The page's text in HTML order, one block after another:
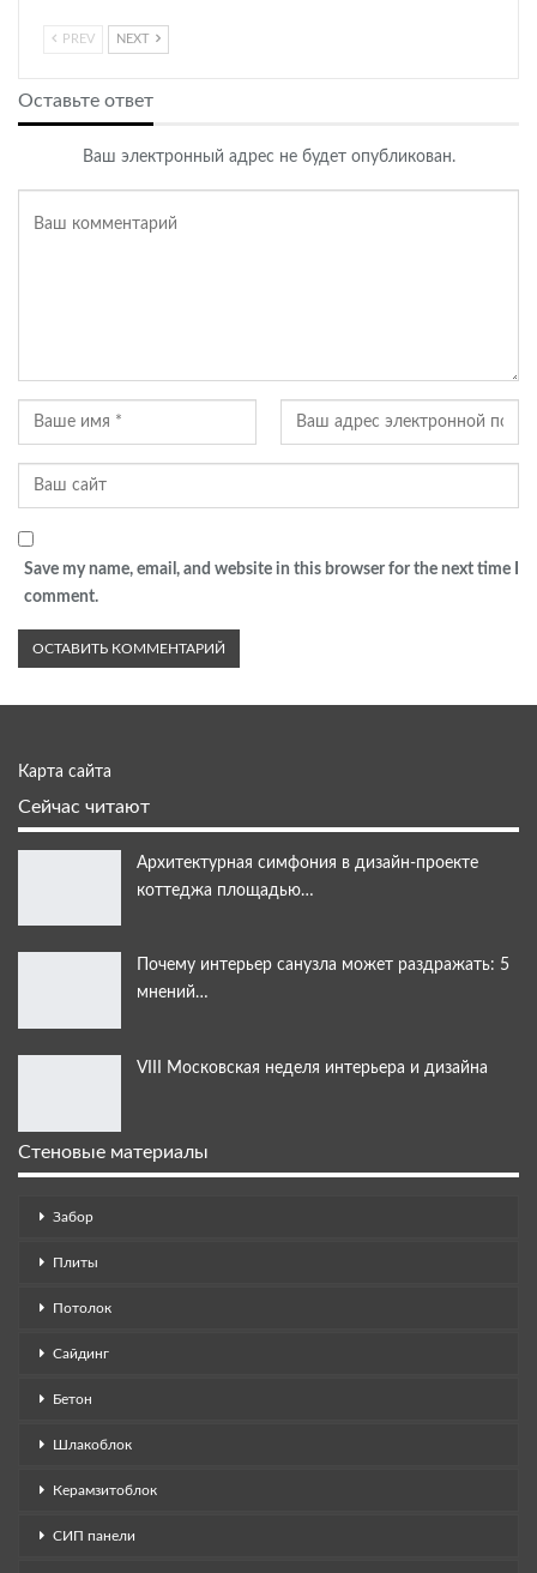
PREV NEXT
Оставьте ответ
Ваш электронный адрес не будет опубликован.
Save my name, email, and website in this browser for the next time I
comment.
Карта сайта
Сейчас читают
Архитектурная симфония в дизайн-проекте
коттеджа площадью…
Почему интерьер санузла может раздражать: 5
мнений…
VIII Московская неделя интерьера и дизайна
Стеновые материалы
Забор
Плиты
Потолок
Сайдинг
Бетон
Шлакоблок
Керамзитоблок
СИП панели